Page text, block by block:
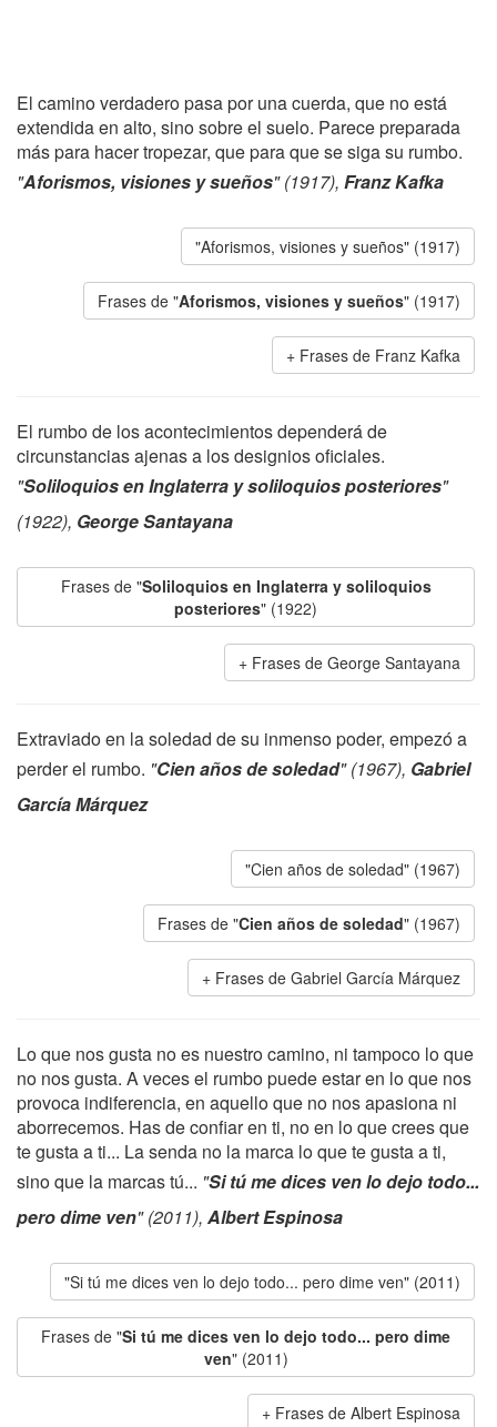
El camino verdadero pasa por una cuerda, que no está
extendida en alto, sino sobre el suelo. Parece preparada
más para hacer tropezar, que para que se siga su rumbo.
"Aforismos, visiones y sueños" (1917), Franz Kafka
"Aforismos, visiones y sueños" (1917)
Frases de "Aforismos, visiones y sueños" (1917)
Frases de Franz Kafka
El rumbo de los acontecimientos dependerá de
circunstancias ajenas a los designios oficiales.
"Soliloquios en Inglaterra y soliloquios posteriores"
(1922), George Santayana
Frases de "Soliloquios en Inglaterra y soliloquios
posteriores" (1922)
Frases de George Santayana
Extraviado en la soledad de su inmenso poder, empezó a
perder el rumbo. "Cien años de soledad" (1967), Gabriel
García Márquez
"Cien años de soledad" (1967)
Frases de "Cien años de soledad" (1967)
Frases de Gabriel García Márquez
Lo que nos gusta no es nuestro camino, ni tampoco lo que
no nos gusta. A veces el rumbo puede estar en lo que nos
provoca indiferencia, en aquello que no nos apasiona ni
aborrecemos. Has de confiar en ti, no en lo que crees que
te gusta a ti... La senda no la marca lo que te gusta a ti,
sino que la marcas tú... "Si tú me dices ven lo dejo todo...
pero dime ven" (2011), Albert Espinosa
"Si tú me dices ven lo dejo todo... pero dime ven" (2011)
Frases de "Si tú me dices ven lo dejo todo... pero dime
ven" (2011)
Frases de Albert Espinosa